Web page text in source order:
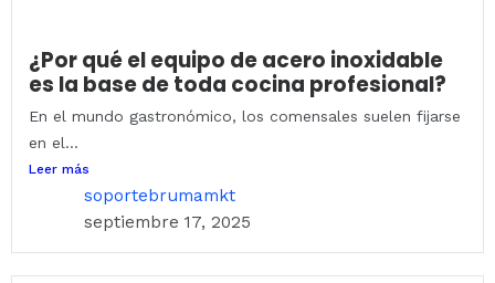
¿Por qué el equipo de acero inoxidable
es la base de toda cocina profesional?
En el mundo gastronómico, los comensales suelen fijarse
en el...
Leer más
soportebrumamkt
septiembre 17, 2025